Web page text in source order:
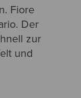
Fiore
Der
zur
und